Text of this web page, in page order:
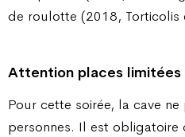
de roulotte (2018, Torticolis
Attention places limitées
Pour cette soirée, la cave
personnes. Il est obligatoire